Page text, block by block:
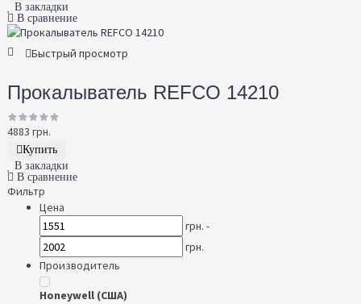
В закладки
В сравнение
Быстрый просмотр
Прокалыватель REFCO 14210
4883 грн.
Купить
В закладки
В сравнение
Фильтр
Цена
грн. -
грн.
Производитель
Honeywell (США)